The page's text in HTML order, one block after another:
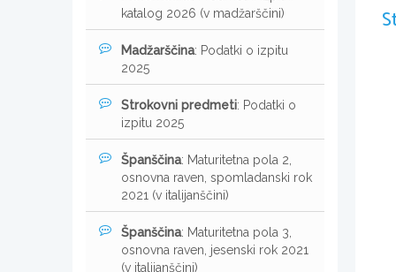
katalog 2026 (v madžarščini)
Madžarščina: Podatki o izpitu
2025
Strokovni predmeti: Podatki o
izpitu 2025
Španščina: Maturitetna pola 2,
osnovna raven, spomladanski rok
2021 (v italijanščini)
Španščina: Maturitetna pola 3,
osnovna raven, jesenski rok 2021
(v italijanščini)